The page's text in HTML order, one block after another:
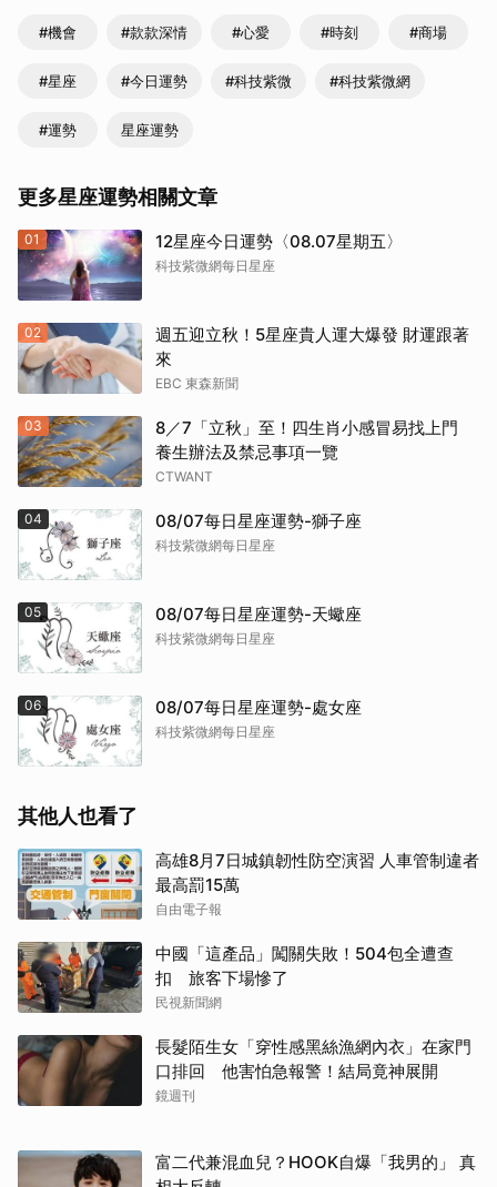
#機會 #款款深情 #心愛 #時刻 #商場
#星座 #今日運勢 #科技紫微 #科技紫微網
#運勢 星座運勢
更多星座運勢相關文章
01 12星座今日運勢〈08.07星期五〉
科技紫微網每日星座
02
週五迎立秋！5星座貴人運大爆發 財運跟著
來
EBC 東森新聞
03
8／7「立秋」至！四生肖小感冒易找上門
養生辦法及禁忌事項一覽
CTWANT
04 08/07每日星座運勢-獅子座
科技紫微網每日星座
05 08/07每日星座運勢-天蠍座
科技紫微網每日星座
06 08/07每日星座運勢-處女座
科技紫微網每日星座
其他人也看了
高雄8月7日城鎮韌性防空演習 人車管制違者
最高罰15萬
自由電子報
中國「這產品」闖關失敗！504包全遭查
扣 旅客下場慘了
民視新聞網
長髮陌生女「穿性感黑絲漁網內衣」在家門
口排回 他害怕急報警！結局竟神展開
鏡週刊
富二代兼混血兒？HOOK自爆「我男的」 真